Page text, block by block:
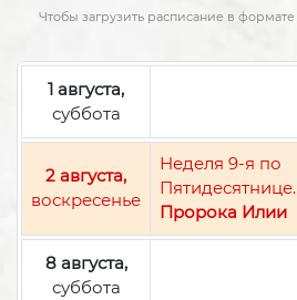
Чтобы загрузить расписание в формате
1 августа,
суббота
2 августа,
воскресенье
Неделя 9-я по
Пятидесятнице.
Пророка Илии
8 августа,
суббота